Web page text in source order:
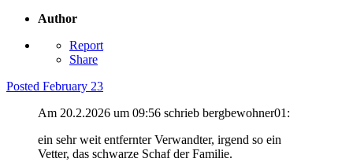
Author
Report
Share
Posted February 23
Am 20.2.2026 um 09:56 schrieb bergbewohner01:
ein sehr weit entfernter Verwandter, irgend so ein
Vetter, das schwarze Schaf der Familie.